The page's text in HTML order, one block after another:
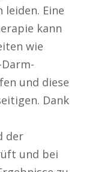
Eine
kann
wie
und diese
Dank
der
und bei